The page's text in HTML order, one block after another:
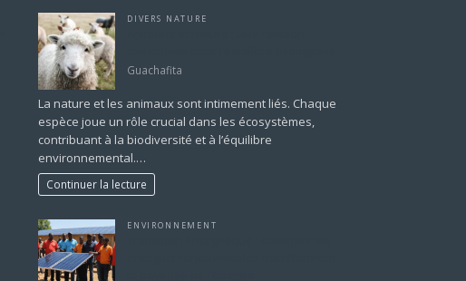
DIVERS NATURE
Guachafita
La nature et les animaux sont intimement liés. Chaque
espèce joue un rôle crucial dans les écosystèmes,
contribuant à la biodiversité et à l’équilibre
environnemental.…
Continuer la lecture
ENVIRONNEMENT